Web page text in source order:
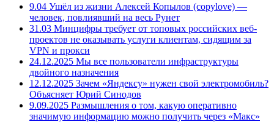
9.04 Ушёл из жизни Алексей Копылов (copylove) —
человек, повлиявший на весь Рунет
31.03 Минцифры требует от топовых российских веб-
проектов не оказывать услуги клиентам, сидящим за
VPN и прокси
24.12.2025 Мы все пользователи инфраструктуры
двойного назначения
12.12.2025 Зачем «Яндексу» нужен свой электромобиль?
Объясняет Юрий Синодов
9.09.2025 Размышления о том, какую оперативно
значимую информацию можно получить через «Макс»